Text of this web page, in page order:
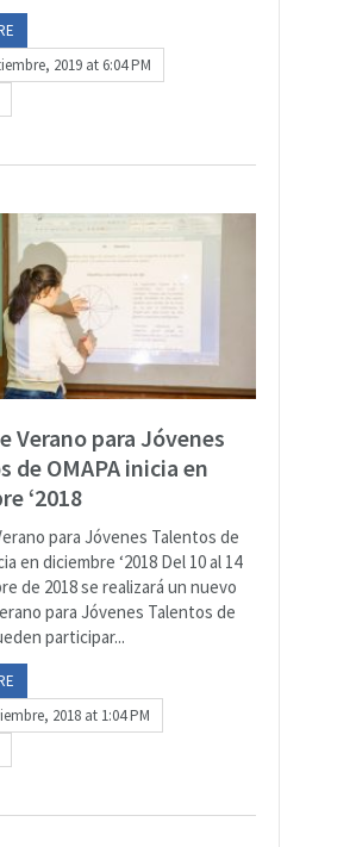
2019 at 6:04 PM
Verano para Jóvenes
de OMAPA inicia en
‘2018
para Jóvenes Talentos de
en diciembre ‘2018 Del 10 al 14
de 2018 se realizará un nuevo
para Jóvenes Talentos de
participar...
2018 at 1:04 PM